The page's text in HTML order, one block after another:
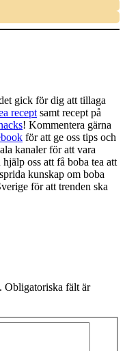
gick för dig att tillaga
recept samt recept på
! Kommentera gärna
för att ge oss tips och
kanaler för att vara
oss att få boba tea att
kunskap om boba
för att trenden ska
Obligatoriska fält är